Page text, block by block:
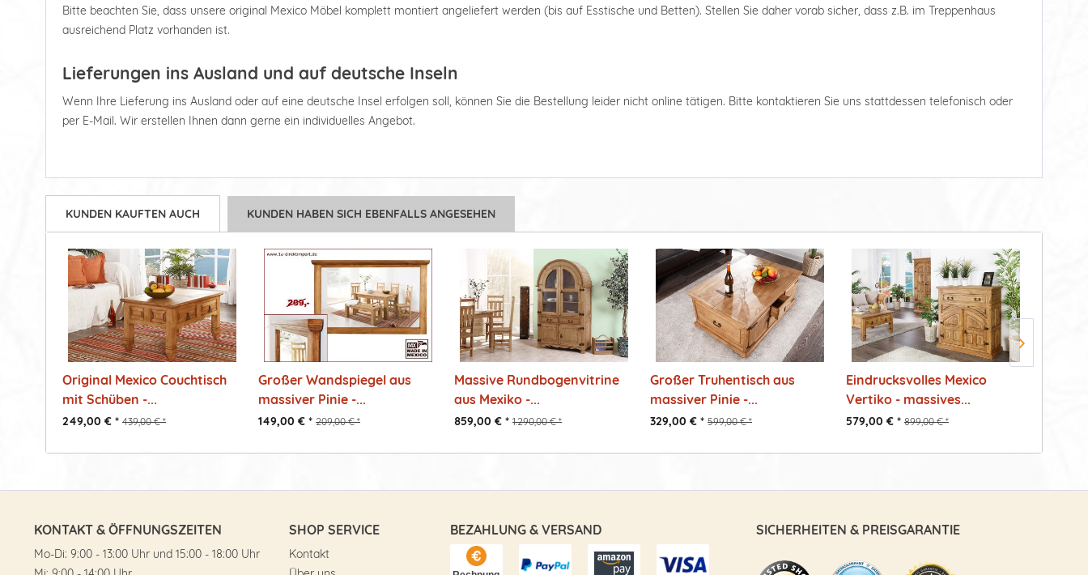
Bitte beachten Sie, dass unsere original Mexico Möbel komplett montiert angeliefert werden (bis auf Esstische und Betten). Stellen Sie daher vorab sicher, dass z.B. im Treppenhaus
ausreichend Platz vorhanden ist.
Lieferungen ins Ausland und auf deutsche Inseln
Wenn Ihre Lieferung ins Ausland oder auf eine deutsche Insel erfolgen soll, können Sie die Bestellung leider nicht online tätigen. Bitte kontaktieren Sie uns stattdessen telefonisch oder
per E-Mail. Wir erstellen Ihnen dann gerne ein individuelles Angebot.
KUNDEN KAUFTEN AUCH KUNDEN HABEN SICH EBENFALLS ANGESEHEN
Original Mexico Couchtisch
mit Schüben -...
249,00 € * 439,00 € *
Großer Wandspiegel aus
massiver Pinie -...
149,00 € * 209,00 € *
Massive Rundbogenvitrine
aus Mexiko -...
859,00 € * 1.290,00 € *
Großer Truhentisch aus
massiver Pinie -...
329,00 € * 599,00 € *
Eindrucksvolles Mexico
Vertiko - massives...
579,00 € * 899,00 € *
KONTAKT & ÖFFNUNGSZEITEN
Mo-Di: 9:00 - 13:00 Uhr und 15:00 - 18:00 Uhr
SHOP SERVICE
Kontakt
BEZAHLUNG & VERSAND SICHERHEITEN & PREISGARANTIE